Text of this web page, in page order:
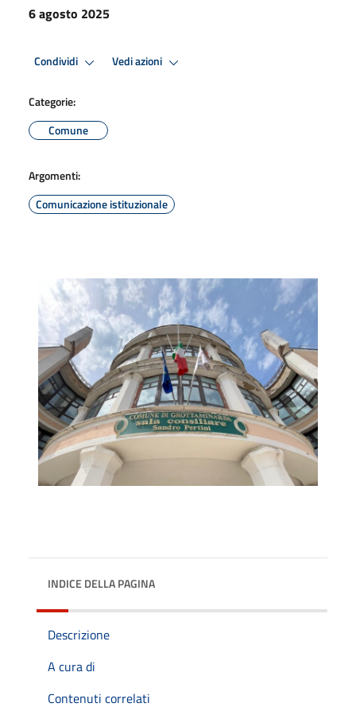
6 agosto 2025
Condividi Vedi azioni
Categorie:
Comune
Argomenti:
Comunicazione istituzionale
INDICE DELLA PAGINA
Descrizione
A cura di
Contenuti correlati